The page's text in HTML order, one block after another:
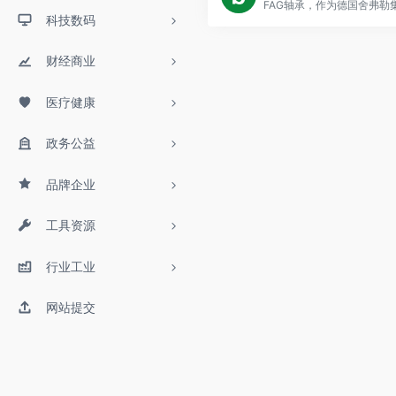
科技数码
财经商业
医疗健康
政务公益
品牌企业
工具资源
行业工业
网站提交